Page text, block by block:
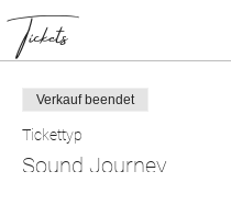
Tickets
Verkauf beendet
Tickettyp
Sound Journey